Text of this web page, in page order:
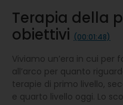
Terapia della
obiettivi (00:01:48)
Viviamo un’era in cui
all’arco per quanto
terapie di primo livello,
e quarto livello oggi. Lo